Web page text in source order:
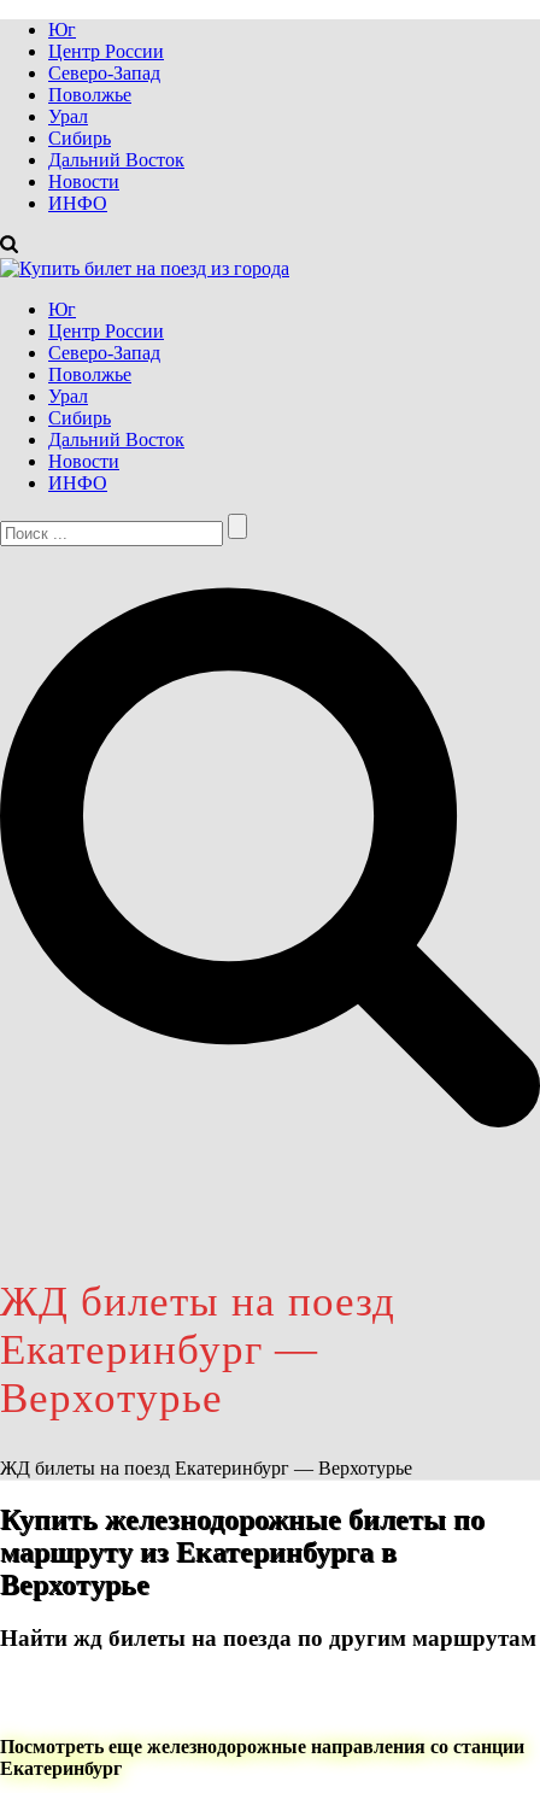
Юг
Центр России
Северо-Запад
Поволжье
Урал
Сибирь
Дальний Восток
Новости
ИНФО
Юг
Центр России
Северо-Запад
Поволжье
Урал
Сибирь
Дальний Восток
Новости
ИНФО
ЖД билеты на поезд
Екатеринбург —
Верхотурье
ЖД билеты на поезд Екатеринбург — Верхотурье
Купить железнодорожные билеты по
маршруту из Екатеринбурга в
Верхотурье
Найти жд билеты на поезда по другим маршрутам
Посмотреть еще железнодорожные направления со станции
Екатеринбург